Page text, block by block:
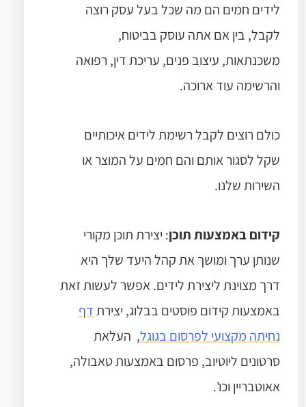
לידים חמים הם מה שכל בעל עסק רוצה
לקבל, בין אם אתה עוסק בביטוח,
משכנתאות, עיצוב פנים, עריכת דין, רפואה
והרשימה עוד ארוכה.
כולם רוצים לקבל רשימת לידים איכותיים
שקל לסגור אותם והם חמים על המוצר או
השירות שלנו.
קידום באמצעות תוכן: יצירת תוכן מקורי
שנותן ערך ומושך את קהל היעד שלך היא
דרך מצוינת ליצירת לידים. אפשר לעשות זאת
באמצעות קידום פוסטים בבלוג, יצירתדף
נחיתה מקצועי לפרסום בגוגל, העלאת
סרטונים ליוטיוב, פרסום באמצעות טאבולה,
אאוטבריין וכו'.